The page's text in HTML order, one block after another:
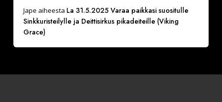
Jape aiheesta La 31.5.2025 Varaa paikkasi suositulle
Sinkkuristeilylle ja Deittisirkus pikadeiteille (Viking
Grace)